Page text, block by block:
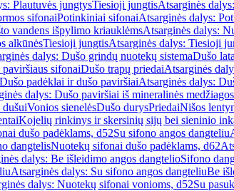
Plautuvės jungtysTiesioji jungtisAtsarginės
sifonaiPotinkiniai sifonaiAtsarginės dalys:
vandens išpylimo kriauklėmsAtsarginės dalys:
alkūnėsTiesioji jungtisAtsarginės dalys: Tiesioji
dalys: Dušo grindų nuotekų sistemaDušo
sifonaiDušo trapų priedaiAtsarginės
Dušo padėklai ir dušo paviršiaiAtsarginės dalys:
dalys: Dušo paviršiai iš mineralinės medžiagos
dušuiVonios sienelėsDušo durysPriedaiNišos
Kojelių rinkinys ir skersinių sijų bei sieninio
dušo padėklams, d52Su sifono angos dangteliu
dangtelisNuotekų sifonai dušo padėklams, d62
dalys: Be išleidimo angos dangtelioSifono
Atsarginės dalys: Su sifono angos dangteliuBe
dalys: Nuotekų sifonai vonioms, d52Su